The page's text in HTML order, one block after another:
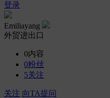
登录
Emiliayang
外贸进出口
0内容
0粉丝
5关注
关注 向TA提问